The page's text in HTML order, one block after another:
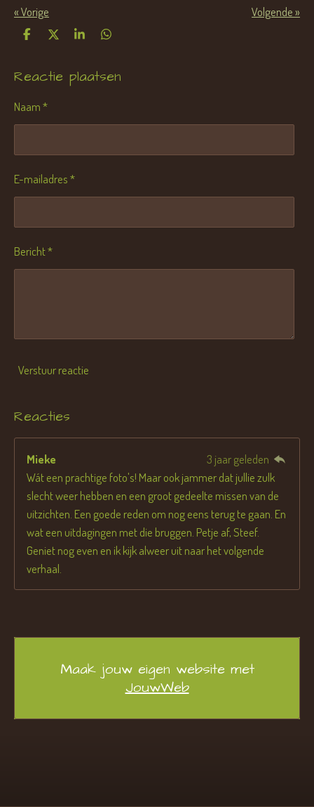
«Vorige Volgende»
D
e
D
l
S
r
D
e
Reactie plaatsen
Naam *
E-mailadres *
Bericht *
Verstuur reactie
Reacties
Mieke
3 jaar geleden
Wát een prachtige foto's! Maar ook jammer dat jullie zulk
slecht weer hebben en een groot gedeelte missen van de
uitzichten. Een goede reden om nog eens terug te gaan. En
wat een uitdagingen met die bruggen. Petje af, Steef.
Geniet nog even en ik kijk alweer uit naar het volgende
verhaal.
Maak jouw eigen website met
JouwWeb